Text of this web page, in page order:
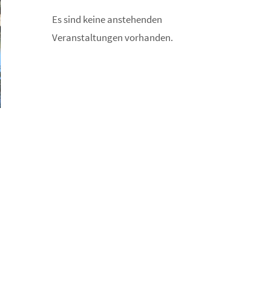
Es sind keine anstehenden
Veranstaltungen vorhanden.